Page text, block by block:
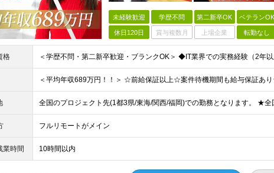
未経験歓迎 学歴不問 第二新卒OK ベテランOK
休日120日 賞与複数月 上場企業 転勤なし
格
フルリモートがメイン
業時間 10時間以内